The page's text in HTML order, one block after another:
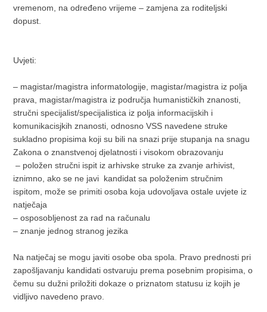
vremenom, na određeno vrijeme – zamjena za roditeljski
dopust.
Uvjeti:
– magistar/magistra informatologije, magistar/magistra iz polja
prava, magistar/magistra iz područja humanističkih znanosti,
stručni specijalist/specijalistica iz polja informacijskih i
komunikacisjkih znanosti, odnosno VSS navedene struke
sukladno propisima koji su bili na snazi prije stupanja na snagu
Zakona o znanstvenoj djelatnosti i visokom obrazovanju
– položen stručni ispit iz arhivske struke za zvanje arhivist,
iznimno, ako se ne javi kandidat sa položenim stručnim
ispitom, može se primiti osoba koja udovoljava ostale uvjete iz
natječaja
– osposobljenost za rad na računalu
– znanje jednog stranog jezika
Na natječaj se mogu javiti osobe oba spola. Pravo prednosti pri
zapošljavanju kandidati ostvaruju prema posebnim propisima, o
čemu su dužni priložiti dokaze o priznatom statusu iz kojih je
vidljivo navedeno pravo.